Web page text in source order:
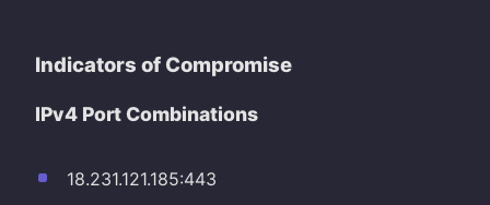
Indicators of Compromise
IPv4 Port Combinations
18.231.121.185:443